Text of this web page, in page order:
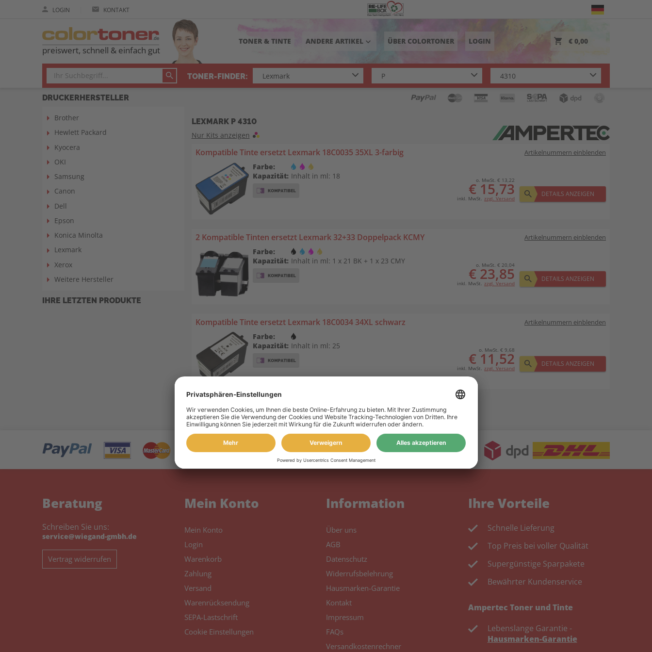
LOGIN KONTAKT
preiswert, schnell & einfach gut
TONER & TINTE ANDERE ARTIKEL keyboard_arrow_down ÜBER COLORTONER LOGIN € 0,00
TONER-FINDER:
DRUCKERHERSTELLER
Brother
Hewlett Packard
Kyocera
OKI
Samsung
Canon
Dell
Epson
Konica Minolta
Lexmark
Xerox
Weitere Hersteller
IHRE LETZTEN PRODUKTE
LEXMARK P 4310
Nur Kits anzeigen
Kompatible Tinte ersetzt Lexmark 18C0035 35XL 3-farbig Artikelnummern einblenden
Farbe:
Kapazität: Inhalt in ml: 18 o. MwSt. € 13,22
€ 15,73
inkl. MwSt. zzgl. Versand
DETAILS ANZEIGEN
2 Kompatible Tinten ersetzt Lexmark 32+33 Doppelpack KCMY Artikelnummern einblenden
Farbe:
Kapazität: Inhalt in ml: 1 x 21 BK + 1 x 23 CMY o. MwSt. € 20,04
€ 23,85
inkl. MwSt. zzgl. Versand
DETAILS ANZEIGEN
Kompatible Tinte ersetzt Lexmark 18C0034 34XL schwarz Artikelnummern einblenden
Farbe:
Kapazität: Inhalt in ml: 25 o. MwSt. € 9,68
€ 11,52
inkl. MwSt. zzgl. Versand
DETAILS ANZEIGEN
Beratung
Schreiben Sie uns:
service@wiegand-gmbh.de
Vertrag widerrufen
Mein Konto
Mein Konto
Login
Warenkorb
Zahlung
Versand
Warenrücksendung
SEPA-Lastschrift
Cookie Einstellungen
Information
Über uns
AGB
Datenschutz
Widerrufsbelehrung
Hausmarken-Garantie
Kontakt
Impressum
FAQs
Versandkostenrechner
Ihre Vorteile
Schnelle Lieferung
Top Preis bei voller Qualität
Supergünstige Sparpakete
Bewährter Kundenservice
Ampertec Toner und Tinte
Lebenslange Garantie -
Hausmarken-Garantie